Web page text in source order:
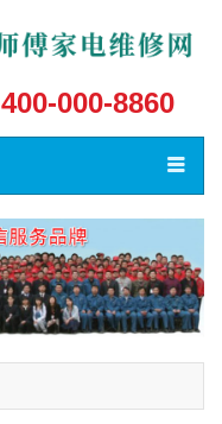
400-000-8860
Toggle
󰀥